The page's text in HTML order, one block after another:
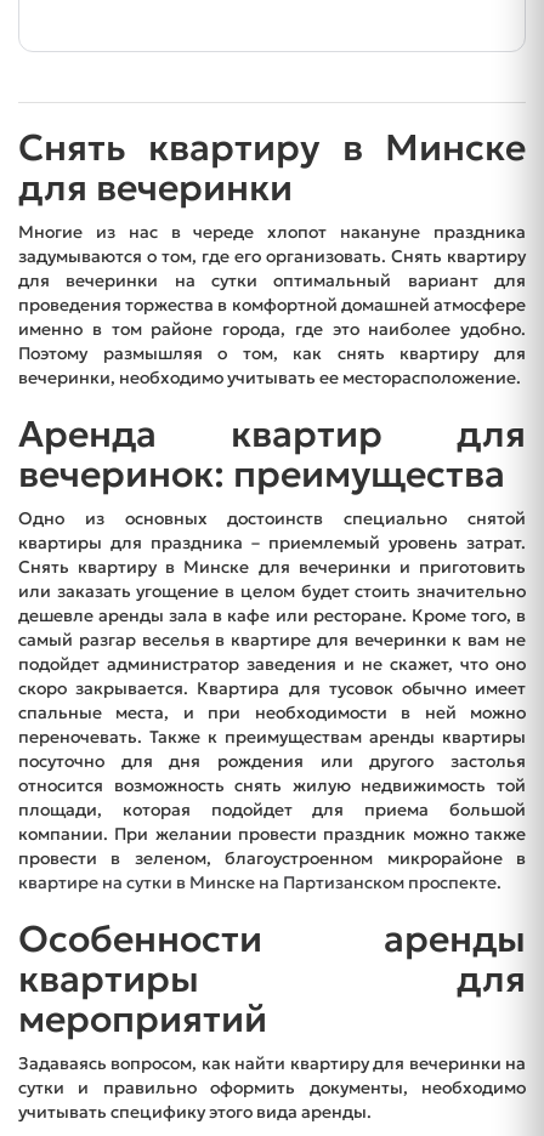
Снять квартиру в Минске
для вечеринки
Многие из нас в череде хлопот накануне праздника
задумываются о том, где его организовать. Снять квартиру
для вечеринки на сутки оптимальный вариант для
проведения торжества в комфортной домашней атмосфере
именно в том районе города, где это наиболее удобно.
Поэтому размышляя о том, как снять квартиру для
вечеринки, необходимо учитывать ее месторасположение.
Аренда квартир для
вечеринок: преимущества
Одно из основных достоинств специально снятой
квартиры для праздника – приемлемый уровень затрат.
Снять квартиру в Минске для вечеринки и приготовить
или заказать угощение в целом будет стоить значительно
дешевле аренды зала в кафе или ресторане. Кроме того, в
самый разгар веселья в квартире для вечеринки к вам не
подойдет администратор заведения и не скажет, что оно
скоро закрывается. Квартира для тусовок обычно имеет
спальные места, и при необходимости в ней можно
переночевать. Также к преимуществам аренды квартиры
посуточно для дня рождения или другого застолья
относится возможность снять жилую недвижимость той
площади, которая подойдет для приема большой
компании. При желании провести праздник можно также
провести в зеленом, благоустроенном микрорайоне в
квартире на сутки в Минске на Партизанском проспекте.
Особенности аренды
квартиры для
мероприятий
Задаваясь вопросом, как найти квартиру для вечеринки на
сутки и правильно оформить документы, необходимо
учитывать специфику этого вида аренды.